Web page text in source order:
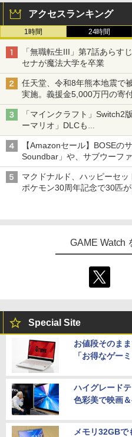
アクセスランキング
1時間 24時間
「無職転生III」第7話あらす
セナが魔法大学を卒業
任天堂、令和8年熊本地震で
実施。義援金5,000万円の寄
「マインクラフト」Switch2
ーマリオ」DLCも
Switch版からのアップグレー
【Amazonセール】BOSEの
Soundbar」や、サブウーフ
Subwoofer」などお買い得！
マクドナルド、ハッピーセッ
ポケモン30周年記念で30匹
GAME Watch
Special Site
お値段そのま
「お得なゲー
ハイグレード
色彩美で映画
メモリ32GBで